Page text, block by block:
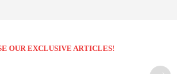
OUR EXCLUSIVE ARTICLES!